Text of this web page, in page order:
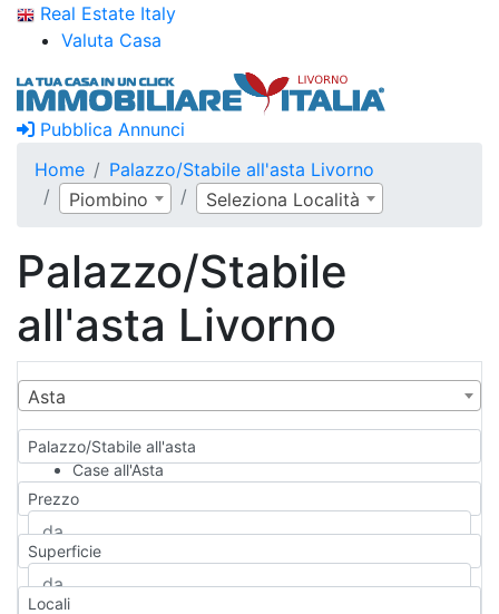
Real Estate Italy
Valuta Casa
Pubblica Annunci
Home
Palazzo/Stabile all'asta Livorno
Piombino
Seleziona Località
Palazzo/Stabile
all'asta Livorno
Asta
Palazzo/Stabile all'asta
Case all'Asta
Qualsiasi
Appartamento
Casa indipendente
Casa Semi-indipendente
Attico/Mansarda
Prezzo
Superficie
Locali